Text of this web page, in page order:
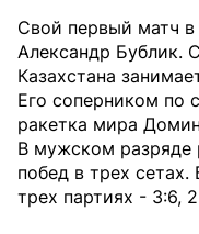
Свой первый матч в
Александр Бублик.
Казахстана
Его соперником по
ракетка мира
В мужском разряде
побед в трех
трех партиях - 3:6,